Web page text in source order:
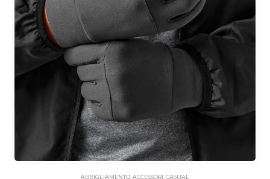
ABBIGLIAMENTO,ACCESSORI ,CASUAL